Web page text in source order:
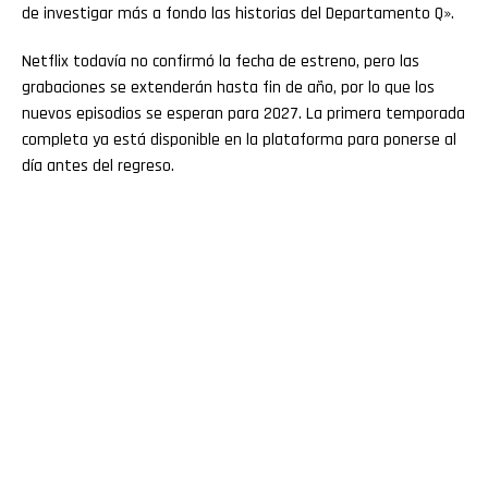
de investigar más a fondo las historias del Departamento Q».
Netflix todavía no confirmó la fecha de estreno, pero las
grabaciones se extenderán hasta fin de año, por lo que los
nuevos episodios se esperan para 2027. La primera temporada
completa ya está disponible en la plataforma para ponerse al
día antes del regreso.